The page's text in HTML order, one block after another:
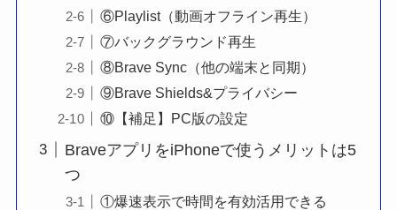
⑥Playlist（動画オフライン再生）
⑦バックグラウンド再生
⑧Brave Sync（他の端末と同期）
⑨Brave Shields&プライバシー
⑩【補足】PC版の設定
BraveアプリをiPhoneで使うメリットは5
つ
①爆速表示で時間を有効活用できる